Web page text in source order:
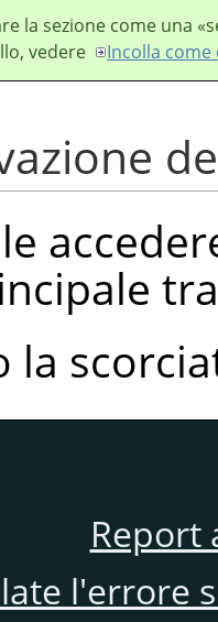
la sezione come una «
vedere
Incolla
la
Report
l'errore